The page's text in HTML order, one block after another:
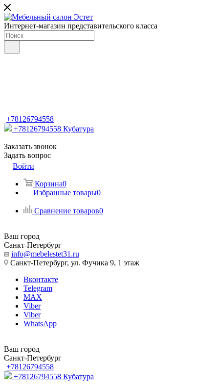
Интернет-магазин представительского класса
+78126794558
+78126794558 Кубатура
Заказать звонок
Задать вопрос
Войти
Корзина0
Избранные товары0
Сравнение товаров0
Ваш город
Санкт-Петербург
info@mebelestet31.ru
Санкт-Петербург, ул. Фучика 9, 1 этаж
Вконтакте
Telegram
MAX
Viber
Viber
WhatsApp
Ваш город
Санкт-Петербург
+78126794558
+78126794558 Кубатура